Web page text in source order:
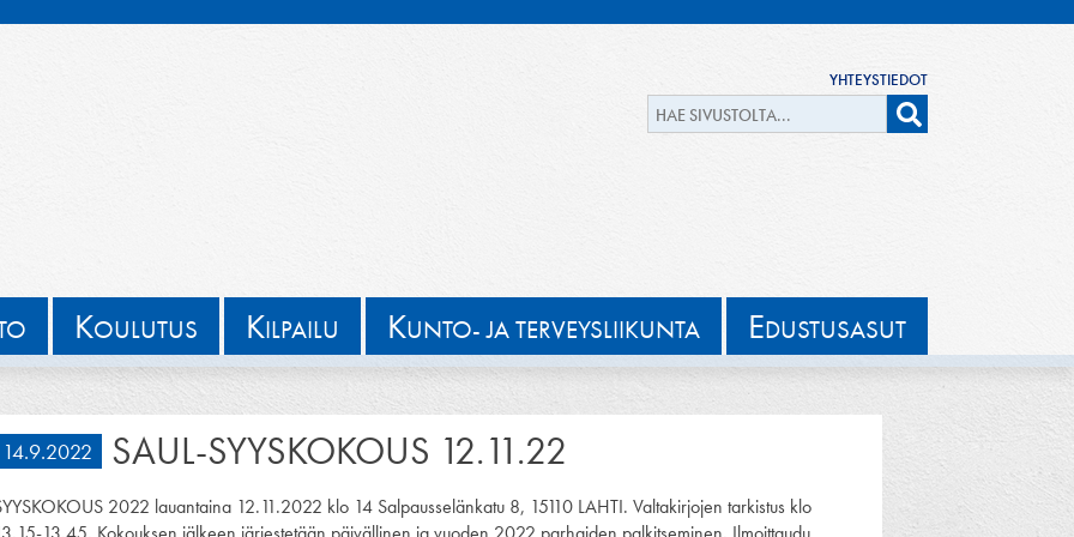
YHTEYSTIEDOT
KOULUTUS KILPAILU KUNTO- JA TERVEYSLIIKUNTA EDUSTUSASUT
14.9.2022 SAUL-SYYSKOKOUS 12.11.22
2022 lauantaina 12.11.2022 klo 14 Salpausselänkatu 8, 15110 LAHTI. Valtakirjojen tarkistus klo